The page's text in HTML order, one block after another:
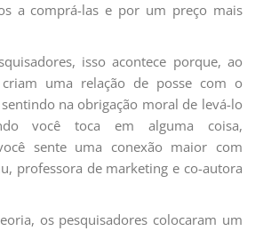
a comprá-las e por um preço mais
isso acontece porque, ao
criam uma relação de posse com o
na obrigação moral de levá-lo
você toca em alguma coisa,
sente uma conexão maior com
professora de marketing e co-autora
os pesquisadores colocaram um